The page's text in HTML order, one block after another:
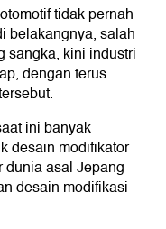
tidak pernah
belakangnya, salah
sangka, kini industri
dengan terus
ini banyak
desain modifikator
asal Jepang
desain modifikasi